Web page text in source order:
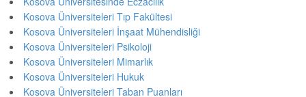
Kosova Üniversiteleri Tıp Fakültesi
Kosova Üniversiteleri İnşaat Mühendisliği
Kosova Üniversiteleri Psikoloji
Kosova Üniversiteleri Mimarlık
Kosova Üniversiteleri Hukuk
Kosova Üniversiteleri Taban Puanları